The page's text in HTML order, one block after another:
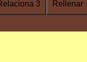
3 Rellenar